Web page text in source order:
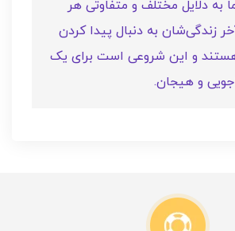
به دلایل مختلف و متفاوتی هر
زندگی‌شان به دنبال پیدا کردن
و این شروعی است برای یک
و هیجان.